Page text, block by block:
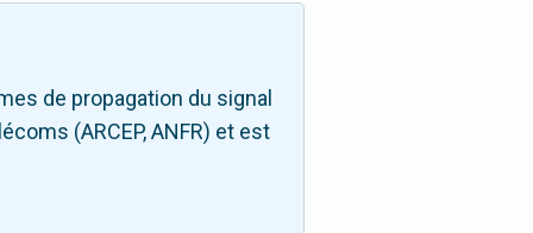
de propagation du signal
(ARCEP, ANFR) et est